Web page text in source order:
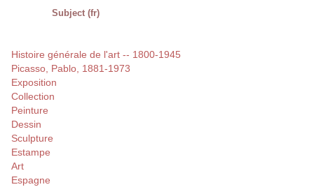
Subject (fr)
Histoire générale de l'art -- 1800-1945
Picasso, Pablo, 1881-1973
Exposition
Collection
Peinture
Dessin
Sculpture
Estampe
Art
Espagne